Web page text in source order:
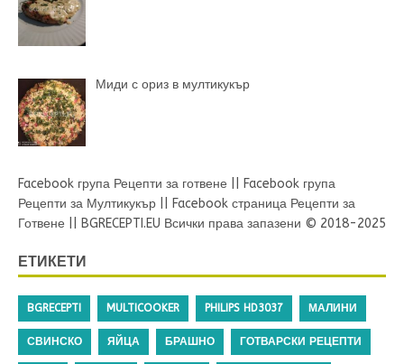
Миди с ориз в мултикукър
Facebook група Рецепти за готвене
Facebook група
Рецепти за Мултикукър
Facebook страница Рецепти за
Готвене
BGRECEPTI.EU Всички права запазени © 2018-2025
ЕТИКЕТИ
BGRECEPTI MULTICOOKER PHILIPS HD3037 МАЛИНИ
СВИНСКО ЯЙЦА БРАШНО ГОТВАРСКИ РЕЦЕПТИ